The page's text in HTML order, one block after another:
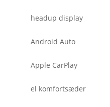
headup display
Android Auto
Apple CarPlay
el komfortsæder